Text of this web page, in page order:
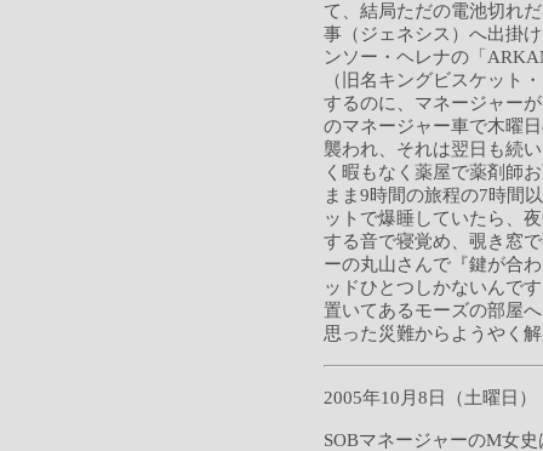
て、結局ただの電池切れ
事（ジェネシス）へ出掛
ンソー・ヘレナの「
（旧名キングビスケット
するのに、マネージャー
のマネージャー車で木曜
襲われ、それは翌日も続
く暇もなく薬屋で薬剤師
まま9時間の旅程の7時間
ットで爆睡していたら、
する音で寝覚め、覗き窓
ーの丸山さんで『鍵が合
ッドひとつしかないんで
置いてあるモーズの部屋
思った災難からようやく
2005年10月8日（土曜日）
SOBマネージャーのM女